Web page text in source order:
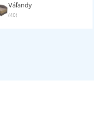
Váľandy
(40)